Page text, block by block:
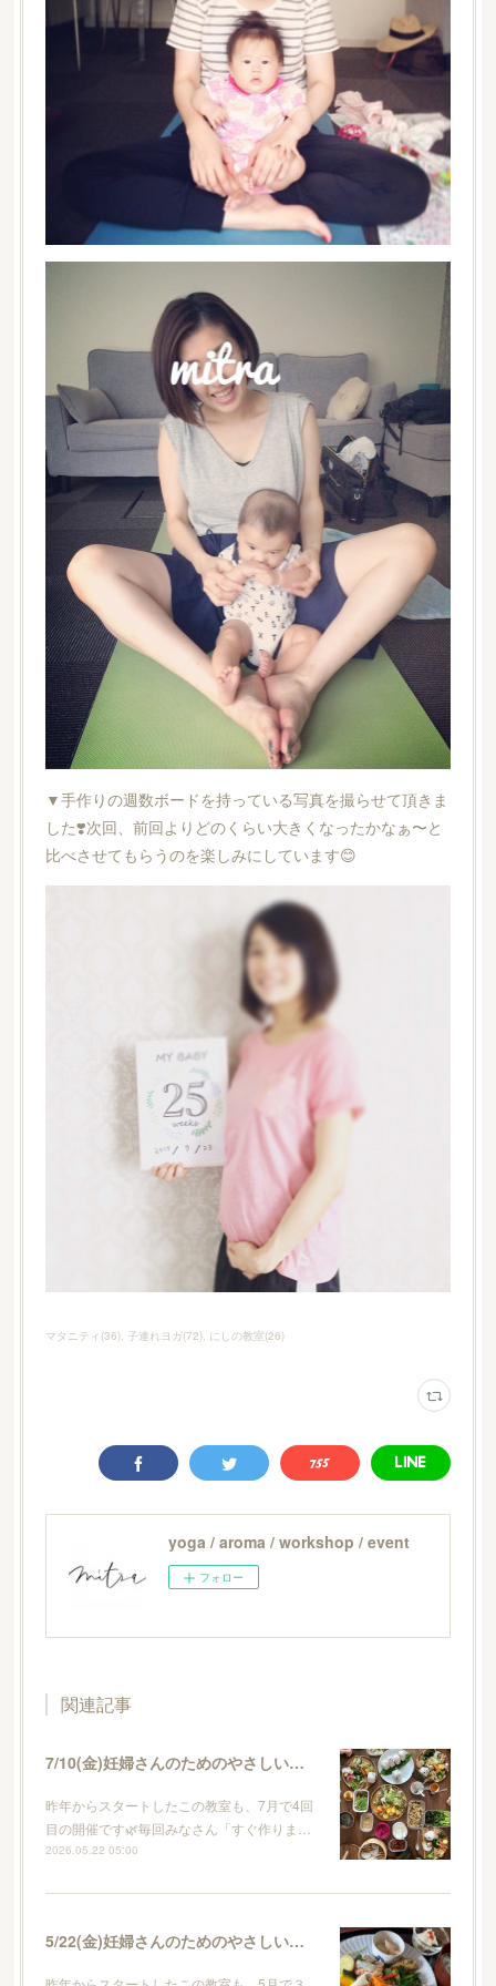
▼手作りの週数ボードを持っている写真を撮らせて頂きま
した❣️次回、前回よりどのくらい大きくなったかなぁ〜と
比べさせてもらうのを楽しみにしています😊
マタニティ (36) 子連れヨガ(72) にしの教室(26)
yoga / aroma / workshop / event
フォロー
関連記事
7/10(金)妊婦さんのためのやさしいごはん vol.4
昨年からスタートしたこの教室も、7月で4回
目の開催です🌿毎回みなさん「すぐ作りま…
2026.05.22 05:00
5/22(金)妊婦さんのためのやさしいごはん vol.3